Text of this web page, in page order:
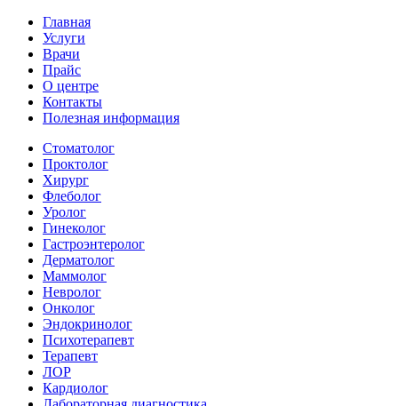
Главная
Услуги
Врачи
Прайс
О центре
Контакты
Полезная информация
Стоматолог
Проктолог
Хирург
Флеболог
Уролог
Гинеколог
Гастроэнтеролог
Дерматолог
Маммолог
Невролог
Онколог
Эндокринолог
Психотерапевт
Терапевт
ЛОР
Кардиолог